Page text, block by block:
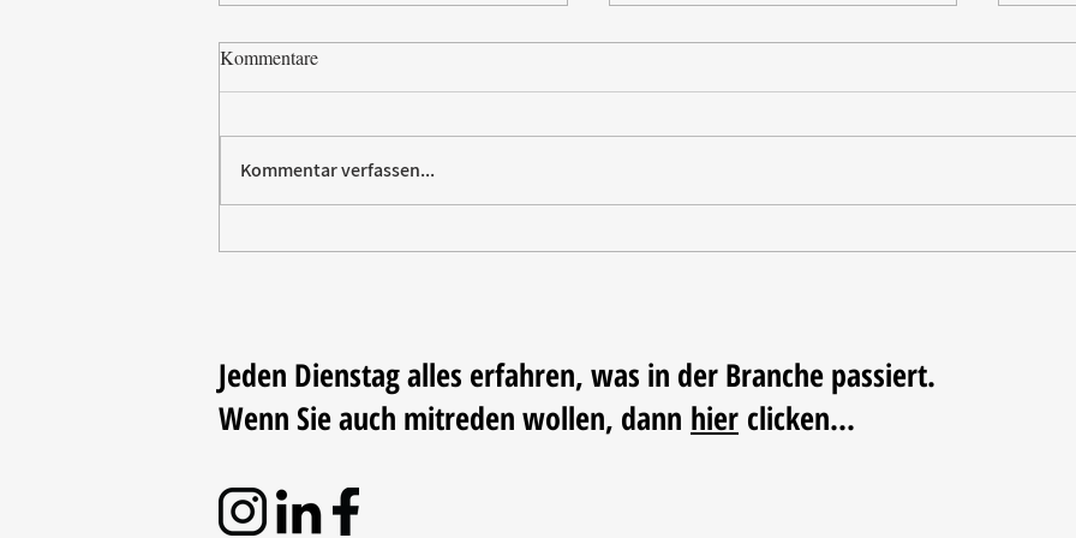
Kommentare
Kommentar verfassen...
Jeden Dienstag alles erfahren, was in der Branche passiert.
Wenn Sie auch mitreden wollen, dann hier clicken...